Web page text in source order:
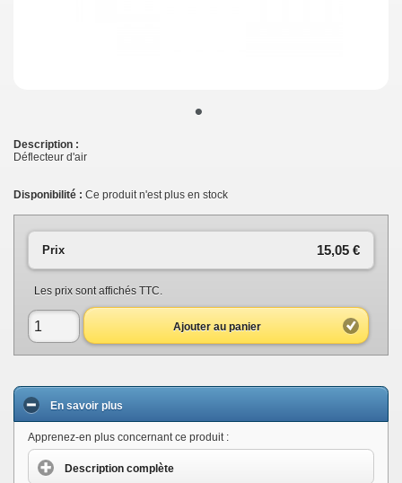
•
Description :
Déflecteur d'air
Disponibilité : Ce produit n'est plus en stock
15,05 €
Prix
Les prix sont affichés TTC.
Ajouter au panier
En savoir plus
Apprenez-en plus concernant ce produit :
Description complète